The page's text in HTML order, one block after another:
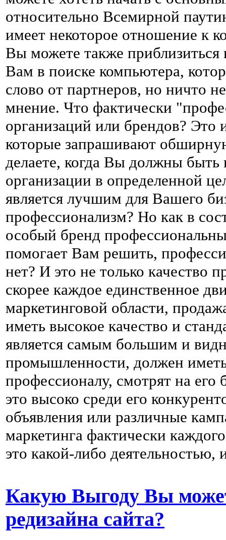
относительно Всемирной
имеет некоторое отношение к
Вы можете также
Вам в поиске компьютера,
слово от партнеров, но ничто
мнение. Что фактически
организаций или брендов?
которые запрашивают
делаете, когда Вы должны быть
организации в определенной
является лучшим для Вашего
профессионализм? Но как в
особый бренд
помогает Вам решить,
нет? И это не только качество
скорее каждое единственное
маркетинговой области,
иметь высокое качество и
является самым большим и
промышленности, должен
профессионалу, смотрят на
это высоко среди его
объявления или различные
маркетинга фактически
это какой-либо деятельностью,
Какую Выгоду Вы
редизайна сайта?